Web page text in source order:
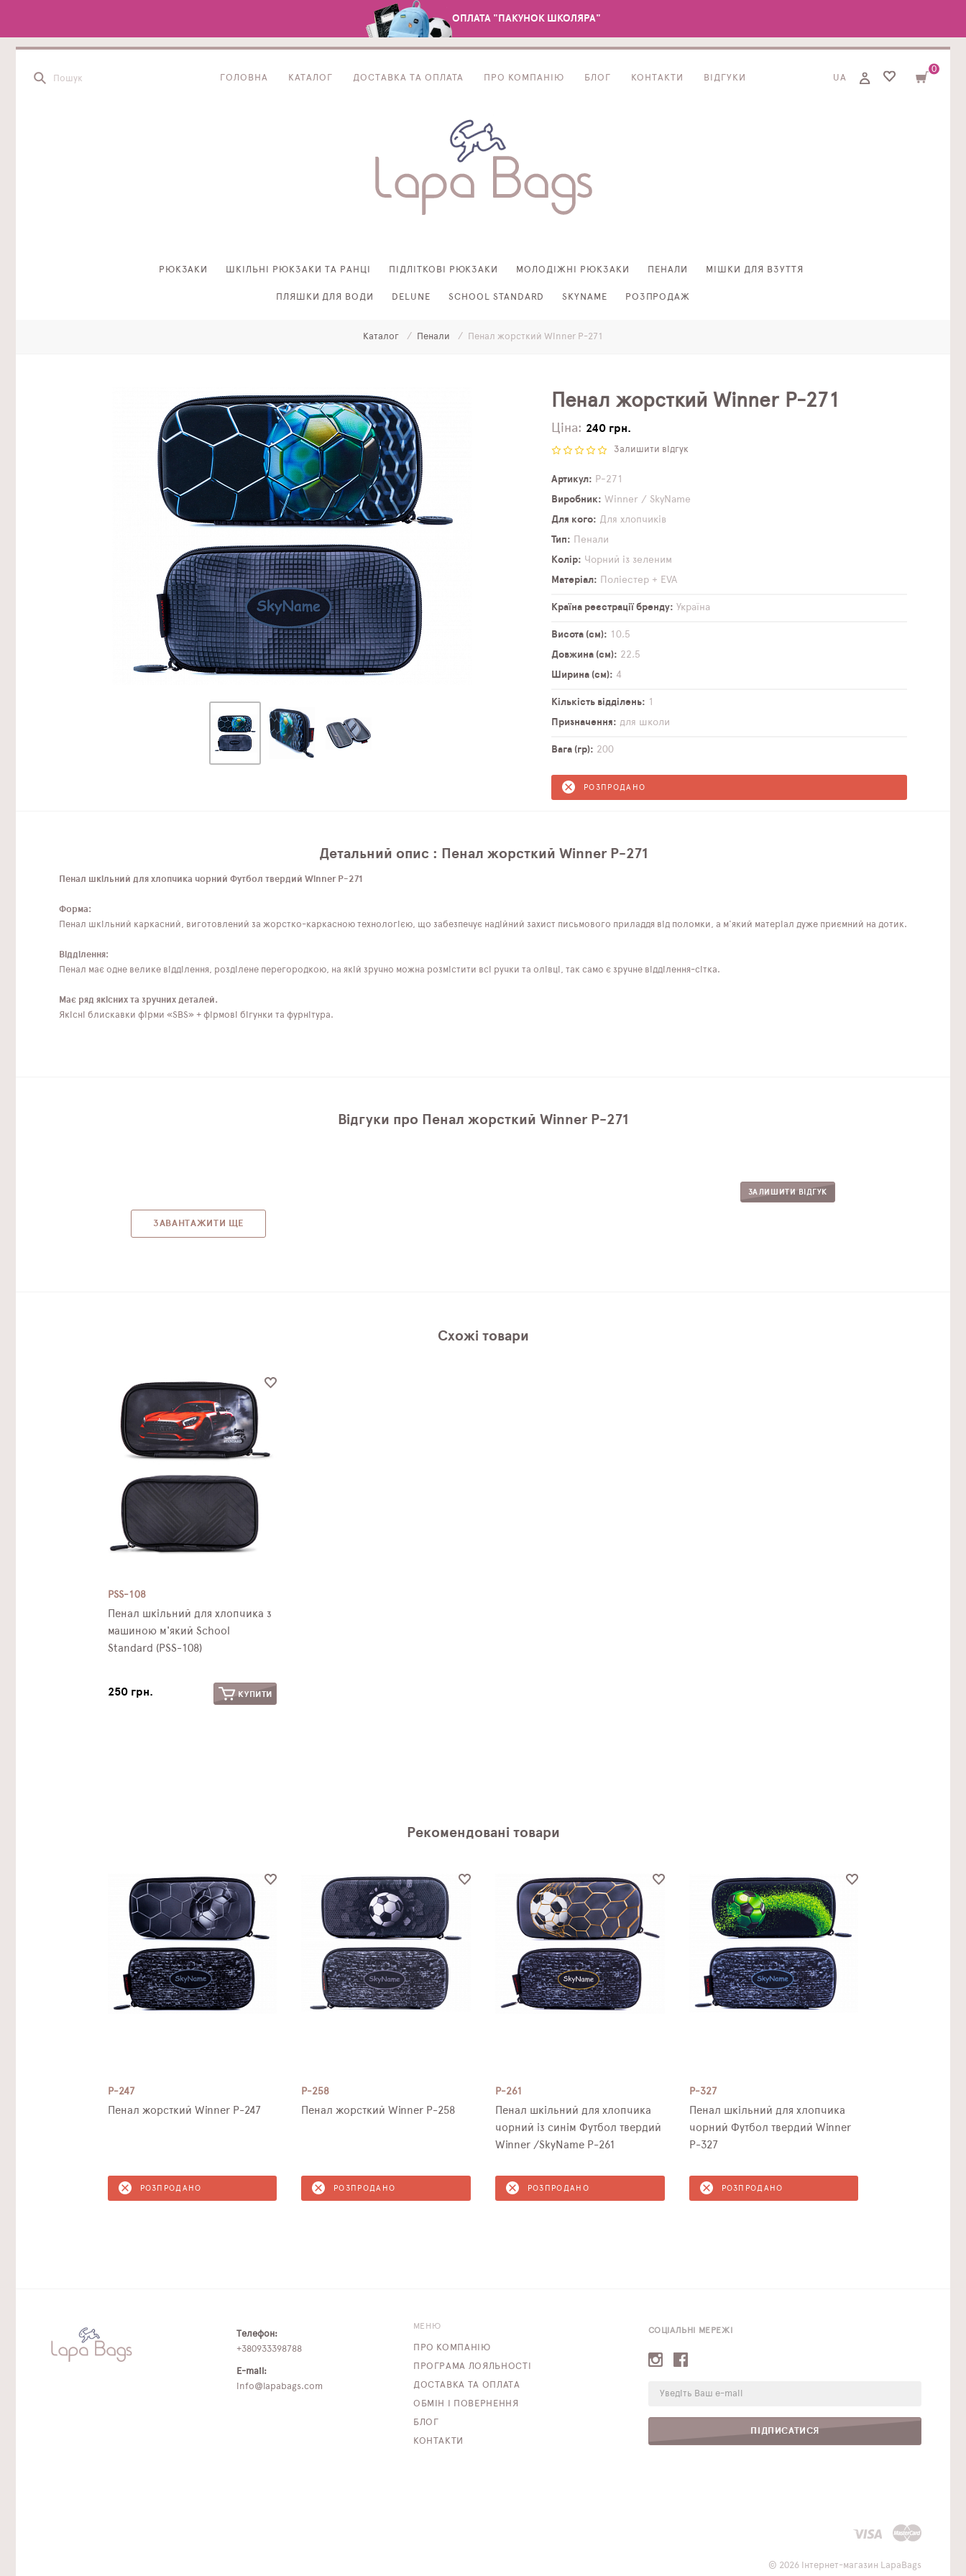
ОПЛАТА "ПАКУНОК ШКОЛЯРА"
ГОЛОВНА КАТАЛОГ ДОСТАВКА ТА ОПЛАТА ПРО КОМПАНІЮ БЛОГ КОНТАКТИ ВІДГУКИ UA
0
РЮКЗАКИ ШКІЛЬНІ РЮКЗАКИ ТА РАНЦІ ПІДЛІТКОВІ РЮКЗАКИ МОЛОДІЖНІ РЮКЗАКИ ПЕНАЛИ МІШКИ ДЛЯ ВЗУТТЯ
ПЛЯШКИ ДЛЯ ВОДИ DELUNE SCHOOL STANDARD SKYNAME РОЗПРОДАЖ
Каталог Пенали Пенал жорсткий Winner P-271
Пенал жорсткий Winner P-271
Ціна: 240 грн.
Залишити відгук
Артикул
P-271
Виробник
Winner / SkyName
Для кого
Для хлопчиків
Тип
Пенали
Колір
Чорний із зеленим
Матеріал
Поліестер + EVA
Країна реєстрації бренду Україна
Висота (см)
10,5
Довжина (см)
22,5
Ширина (см)
4
Кількість відділень
1
Призначення
для школи
Вага (гр) 200
РОЗПРОДАНО
Детальний опис : Пенал жорсткий Winner P-271
Пенал шкільний для хлопчика чорний Футбол твердий Winner P-271
Форма:
Пенал шкільний каркасний, виготовлений за жорстко-каркасною технологією, що забезпечує надійний захист письмового приладдя від поломки, а м'який матеріал дуже приємний на дотик.
Відділення:
Пенал має одне велике відділення, розділене перегородкою, на якій зручно можна розмістити всі ручки та олівці, так само є зручне відділення-сітка.
Має ряд якісних та зручних деталей.
Якісні блискавки фірми «SBS» + фірмові бігунки та фурнітура.
Відгуки про Пенал жорсткий Winner P-271
ЗАЛИШИТИ ВІДГУК
ЗАВАНТАЖИТИ ЩЕ
Схожі товари
PSS-108
Пенал шкільний для хлопчика з
машиною м'який School
Standard (PSS-108)
250 грн. КУПИТИ
Рекомендовані товари
P-247
Пенал жорсткий Winner P-247
РОЗПРОДАНО
P-258
Пенал жорсткий Winner P-258
РОЗПРОДАНО
P-261
Пенал шкільний для хлопчика
чорний із синім Футбол твердий
Winner /SkyName P-261
РОЗПРОДАНО
P-327
Пенал шкільний для хлопчика
чорний Футбол твердий Winner
P-327
РОЗПРОДАНО
СОЦІАЛЬНІ МЕРЕЖІ
ПІДПИСАТИСЯ
МЕНЮ
ПРО КОМПАНІЮ
ПРОГРАМА ЛОЯЛЬНОСТІ
ДОСТАВКА ТА ОПЛАТА
ОБМІН І ПОВЕРНЕННЯ
БЛОГ
КОНТАКТИ
Телефон:
+380933398788
E-mail:
info@lapabags.com
© 2026 Інтернет-магазин LapaBags